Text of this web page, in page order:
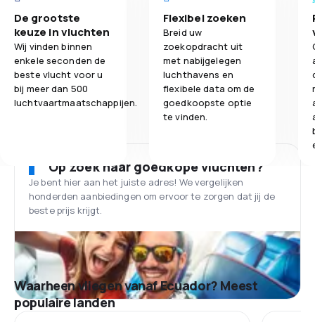
De grootste
keuze in vluchten
Wij vinden binnen
enkele seconden de
beste vlucht voor u
bij meer dan 500
luchtvaartmaatschappijen.
Flexibel zoeken
Breid uw
zoekopdracht uit
met nabijgelegen
luchthavens en
flexibele data om de
goedkoopste optie
te vinden.
Op zoek naar goedkope vluchten?
Je bent hier aan het juiste adres! We vergelijken
honderden aanbiedingen om ervoor te zorgen dat jij de
beste prijs krijgt.
Waarheen vliegen vanaf Ecuador? Meest
populaire landen